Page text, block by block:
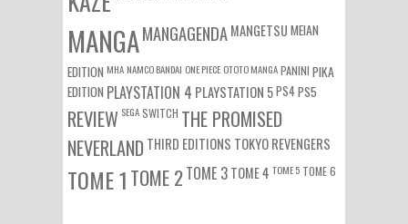
MANGAMANGAGENDAMANGETSUMEIAN
EDITION MHA NAMCO BANDAI ONE PIECE OTOTO MANGAPANINI PIKA
EDITION PLAYSTATION 4 PLAYSTATION 5PS4PS5
REVIEW SEGASWITCH THE PROMISED
NEVERLAND THIRD EDITIONS TOKYO REVENGERS
TOME 1TOME 2TOME 3TOME 4 TOME 5 TOME 6